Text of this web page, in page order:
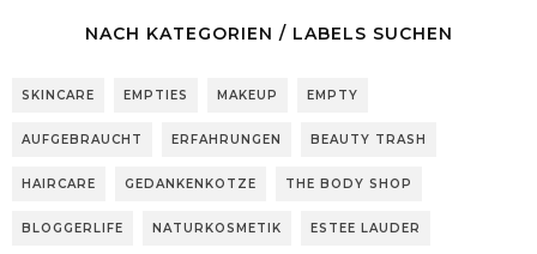
NACH KATEGORIEN / LABELS SUCHEN
SKINCARE EMPTIES MAKEUP EMPTY
AUFGEBRAUCHT ERFAHRUNGEN BEAUTY TRASH
HAIRCARE GEDANKENKOTZE THE BODY SHOP
BLOGGERLIFE NATURKOSMETIK ESTEE LAUDER